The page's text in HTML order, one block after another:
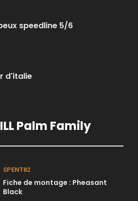
speedline 5/6
d'italie
Palm Family
SPENT82
Fiche de montage : Pheasant
Black